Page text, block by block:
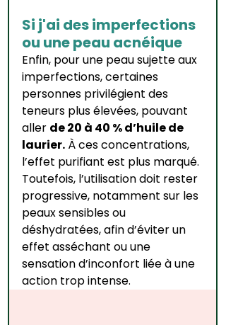
Si j'ai des imperfections
ou une peau acnéique
Enfin, pour une peau sujette aux
imperfections, certaines
personnes privilégient des
teneurs plus élevées, pouvant
aller de 20 à 40 % d’huile de
laurier. À ces concentrations,
l’effet purifiant est plus marqué.
Toutefois, l’utilisation doit rester
progressive, notamment sur les
peaux sensibles ou
déshydratées, afin d’éviter un
effet asséchant ou une
sensation d’inconfort liée à une
action trop intense.